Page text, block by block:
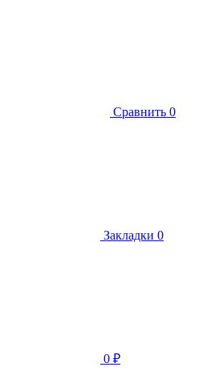
Сравнить 0
Закладки 0
0 ₽